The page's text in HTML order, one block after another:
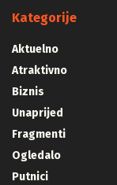
Kategorije
Aktuelno
Atraktivno
Biznis
Unaprijed
Fragmenti
Ogledalo
Putnici